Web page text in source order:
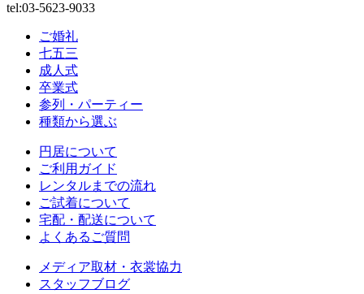
tel:03-5623-9033
ご婚礼
七五三
成人式
卒業式
参列・パーティー
種類から選ぶ
円居について
ご利用ガイド
レンタルまでの流れ
ご試着について
宅配・配送について
よくあるご質問
メディア取材・衣裳協力
スタッフブログ